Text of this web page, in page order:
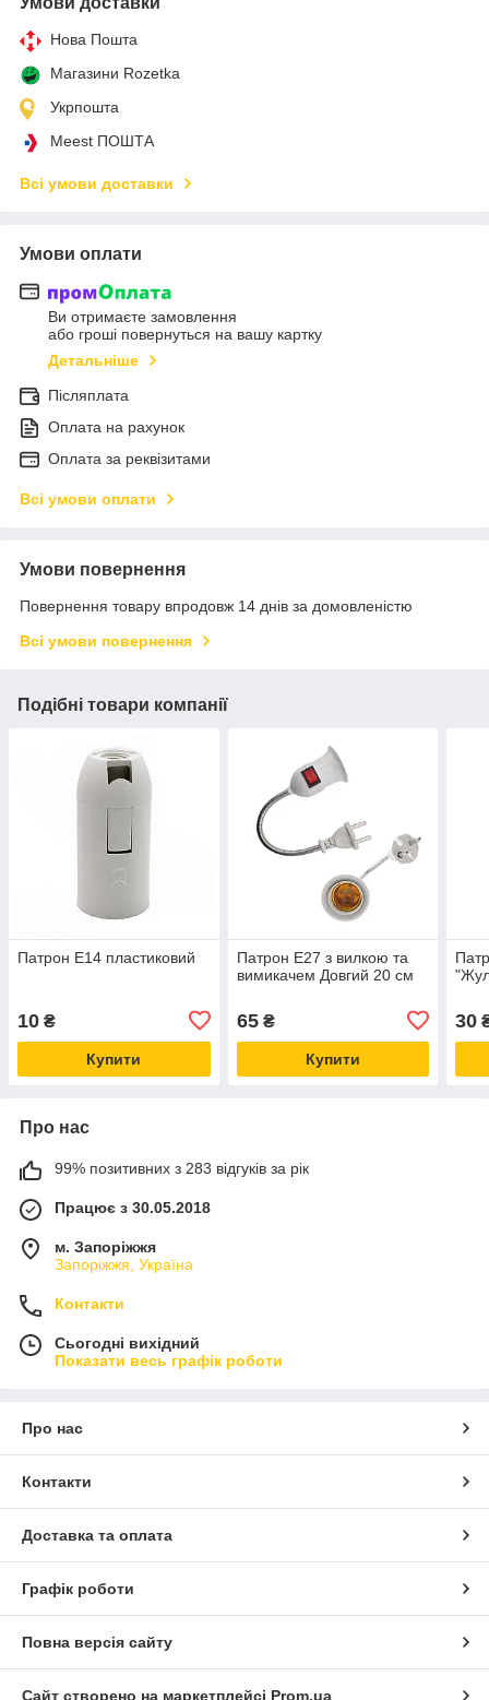
Нова Пошта
Магазини Rozetka
Укрпошта
Meest ПОШТА
Всі умови доставки
Умови оплати
Ви отримаєте замовлення
або гроші повернуться на вашу картку
Детальніше
Післяплата
Оплата на рахунок
Оплата за реквізитами
Всі умови оплати
Умови повернення
Повернення товару впродовж 14 днів за домовленістю
Всі умови повернення
Подібні товари компанії
Патрон Е14 пластиковий
10 ₴
Купити
Патрон Е27 з вилкою та
вимикачем Довгий 20 см
65₴
Купити
30
Про нас
99% позитивних з 283 відгуків за рік
Працює з 30.05.2018
м. Запоріжжя
Запоріжжя, Україна
Контакти
Сьогодні вихідний
Показати весь графік роботи
Про нас
Контакти
Доставка та оплата
Графік роботи
Повна версія сайту
Сайт створено на маркетплейсі Prom.ua